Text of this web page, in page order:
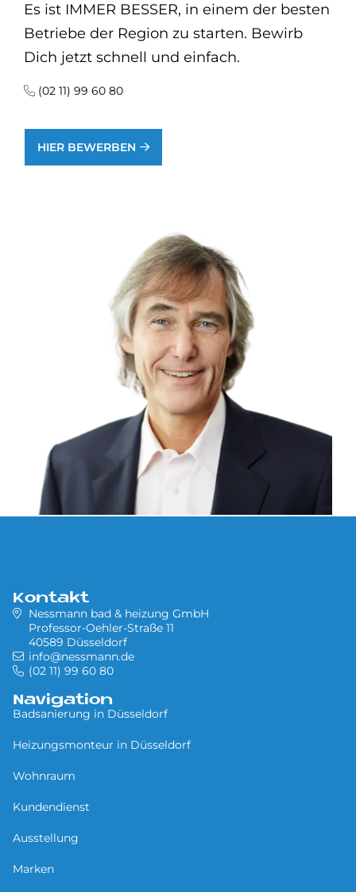
Es ist IMMER BESSER, in einem der besten
Betriebe der Region zu starten. Bewirb
Dich jetzt schnell und einfach.
(02 11) 99 60 80
HIER BEWERBEN
Kontakt
Nessmann bad & heizung GmbH
Professor-Oehler-Straße 11
40589 Düsseldorf
info@nessmann.de
(02 11) 99 60 80
Navigation
Badsanierung in Düsseldorf
Heizungsmonteur in Düsseldorf
Wohnraum
Kundendienst
Ausstellung
Marken